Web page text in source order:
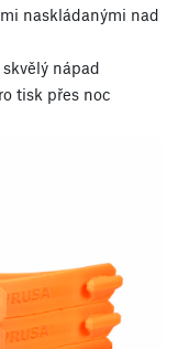
naskládanými nad
nápad
tisk přes noc